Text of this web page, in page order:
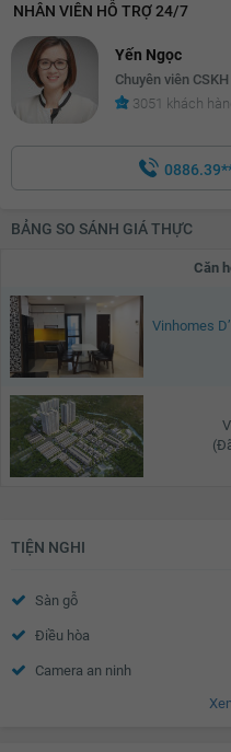
NHÂN VIÊN HỖ TRỢ 24/7
Yến Ngọc
Chuyên viên
3051 khách
BẢNG SO SÁNH GIÁ THỰC
Căn
Vinhomes
TIỆN NGHI
Sàn gỗ
Điều hòa
Camera an ninh